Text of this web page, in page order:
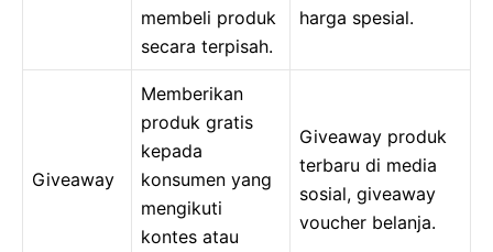
membeli produk
secara terpisah.
harga spesial.
Giveaway
Memberikan
produk gratis
kepada
konsumen yang
mengikuti
kontes atau
Giveaway produk
terbaru di media
sosial, giveaway
voucher belanja.